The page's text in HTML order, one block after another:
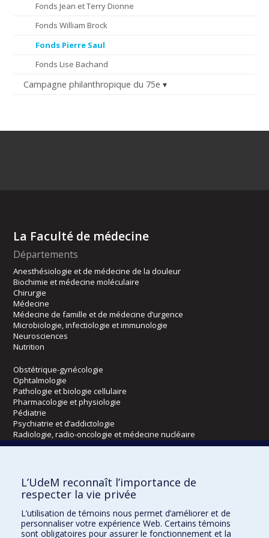
Fonds Jean et Terry Dionne
Fonds William Brock
Fonds Pierre Saul
Fonds Lise Bachand
Campagne philanthropique du 75e
La Faculté de médecine
Départements
Anesthésiologie et de médecine de la douleur
Biochimie et médecine moléculaire
Chirurgie
Médecine
Médecine de famille et de médecine d’urgence
Microbiologie, infectiologie et immunologie
Neurosciences
Nutrition
Obstétrique-gynécologie
Ophtalmologie
Pathologie et biologie cellulaire
Pharmacologie et physiologie
Pédiatrie
Psychiatrie et d’addictologie
Radiologie, radio-oncologie et médecine nucléaire
Kinésiologie et des sciences de l’activité physique
Orthophonie et audiologie
Réadaptation
L’UdeM reconnaît l’importance de
respecter la vie privée
L’utilisation de témoins nous permet d’améliorer et de
personnaliser votre expérience Web. Certains témoins
sont obligatoires pour assurer le fonctionnement et la